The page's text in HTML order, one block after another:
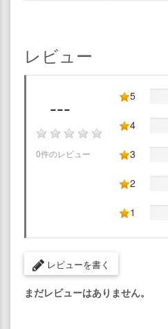
レビュー
---
0件のレビュー
5
4
3
2
1
レビューを書く
まだレビューはありません。